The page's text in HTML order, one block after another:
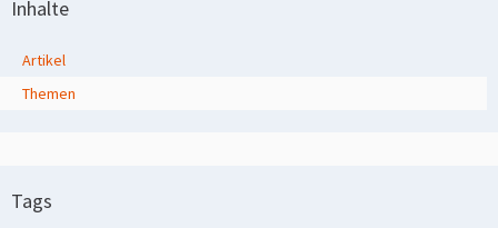
Inhalte
Artikel
Themen
Tags